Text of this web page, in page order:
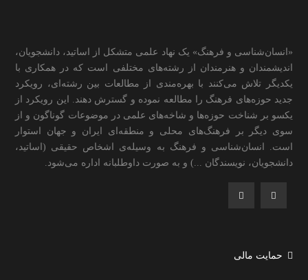
«انسان‌شناسی و فرهنگ» یک نهاد علمی متشکل از اساتید، دانشجویان،
اندیشمندان و هنرمندان از رشته‌های مختلفی است که در همکاری با
یکدیگر تلاش می‌کنند با بهره‌مندی از مطالعات بین رشته‌ای، رویکرد
جدید حوزه‌های فرهنگ را مطالعه نموده و گسترش دهند. این رویکرد از
یکسو بر شناخت حوزه‌ها و شاخه‌های علمی در موضوعات گوناگون و از
سوی دیگر بر فرهنگ‌های محلی و منطقه‌ای ایران و جهان استوار
است. انسان‌شناسی و فرهنگ به وسیله‌ی اشخاص حقیقی (اساتید،
دانشجویان، نویسندگان ...) و به صورت داوطلبانه اداره می‌شود.
حمایت مالی